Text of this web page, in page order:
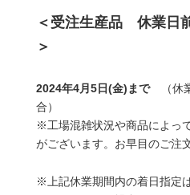
＜受注生産品 休業日
＞
2024年4月5日(金)まで（休業
合）
※工場混雑状況や商品によっ
がございます。お早目のご注
※上記休業期間内の着日指定